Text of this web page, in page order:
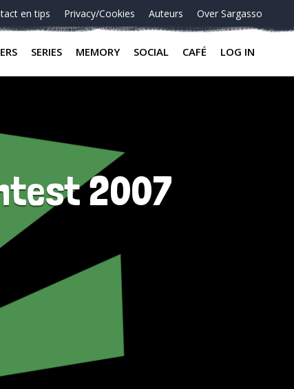
en tips Privacy/Cookies Auteurs Over Sargasso
SERIES MEMORY SOCIAL CAFÉ LOG IN
2007